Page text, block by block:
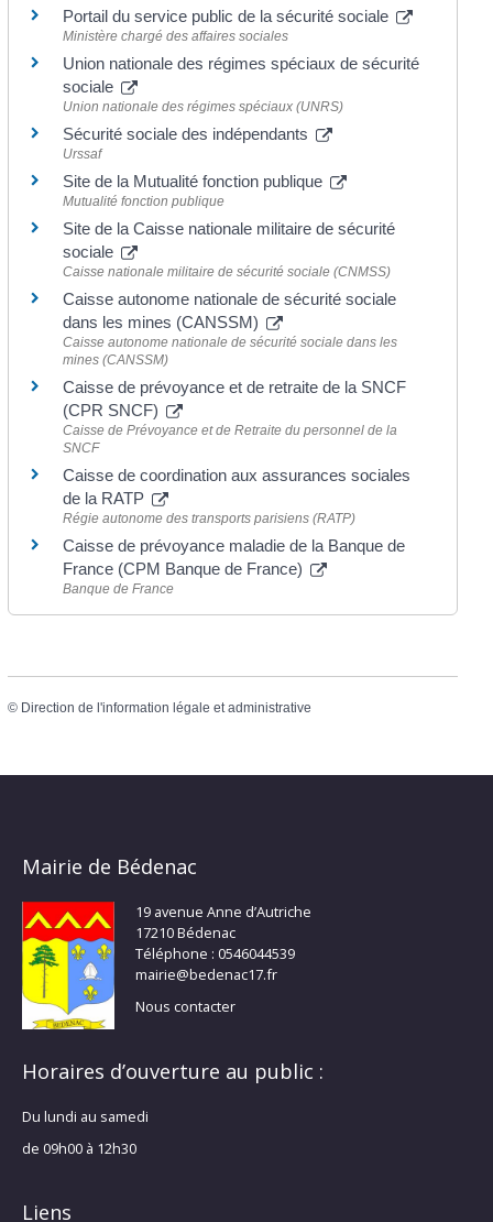
Portail du service public de la sécurité sociale
Ministère chargé des affaires sociales
Union nationale des régimes spéciaux de sécurité
sociale
Union nationale des régimes spéciaux (UNRS)
Sécurité sociale des indépendants
Urssaf
Site de la Mutualité fonction publique
Mutualité fonction publique
Site de la Caisse nationale militaire de sécurité
sociale
Caisse nationale militaire de sécurité sociale (CNMSS)
Caisse autonome nationale de sécurité sociale
dans les mines (CANSSM)
Caisse autonome nationale de sécurité sociale dans les
mines (CANSSM)
Caisse de prévoyance et de retraite de la SNCF
(CPR SNCF)
Caisse de Prévoyance et de Retraite du personnel de la
SNCF
Caisse de coordination aux assurances sociales
de la RATP
Régie autonome des transports parisiens (RATP)
Caisse de prévoyance maladie de la Banque de
France (CPM Banque de France)
Banque de France
© Direction de l'information légale et administrative
Mairie de Bédenac
19 avenue Anne d’Autriche
17210 Bédenac
Téléphone : 0546044539
mairie@bedenac17.fr
Nous contacter
Horaires d’ouverture au public :
Du lundi au samedi
de 09h00 à 12h30
Liens